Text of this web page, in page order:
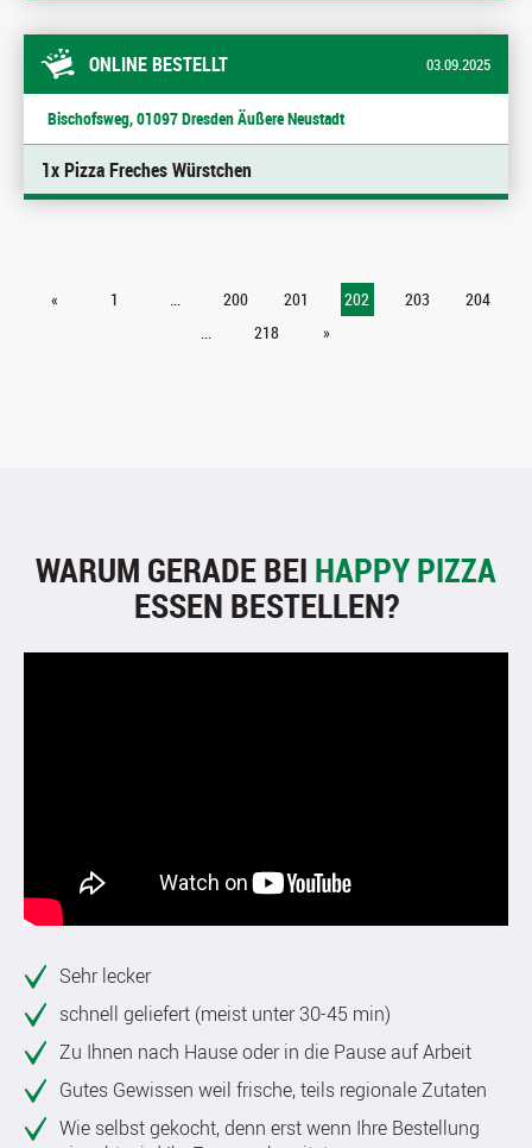
ONLINE BESTELLT 03.09.2025
Bischofsweg, 01097 Dresden Äußere Neustadt
1x Pizza Freches Würstchen
« 1 ... 200 201 202 203
204
...
218 »
WARUM GERADE BEI HAPPY PIZZA
ESSEN BESTELLEN?
Sehr lecker
schnell geliefert (meist unter 30-45 min)
Zu Ihnen nach Hause oder in die Pause auf Arbeit
Gutes Gewissen weil frische, teils regionale Zutaten
Wie selbst gekocht, denn erst wenn Ihre Bestellung